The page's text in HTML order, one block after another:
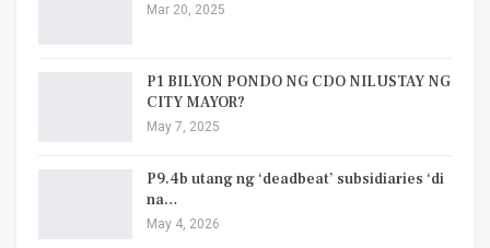
Mar 20, 2025
P1 BILYON PONDO NG CDO NILUSTAY NG
CITY MAYOR?
May 7, 2025
P9.4b utang ng ‘deadbeat’ subsidiaries ‘di
na…
May 4, 2026